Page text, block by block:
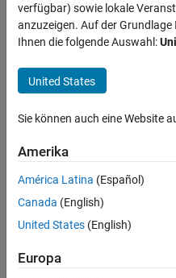
How useful
verfügbar) sowie lokale
anzuzeigen. Auf der
Ihnen die folgende Auswahl:
United States
Sie können auch eine Website
Amerika
América Latina (Español)
Canada (English)
United States (English)
Europa